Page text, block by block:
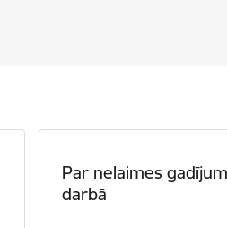
Par nelaimes
darbā